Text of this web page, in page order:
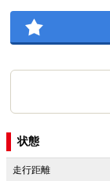
状態
走行距離